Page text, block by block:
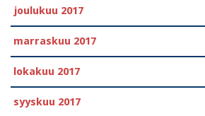
joulukuu 2017
marraskuu 2017
lokakuu 2017
syyskuu 2017